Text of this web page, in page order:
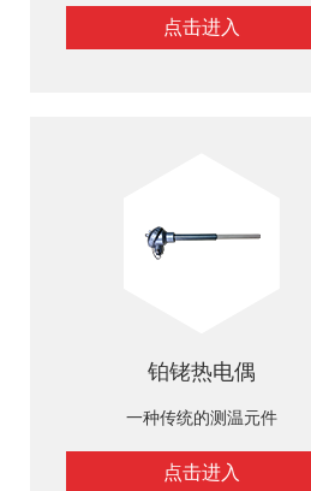
点击进入
铂铑热电偶
一种传统的测温元件
点击进入